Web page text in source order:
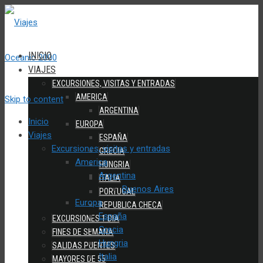
INICIO
VIAJES
EXCURSIONES, VISITAS Y ENTRADAS
AMERICA
ARGENTINA
EUROPA
ESPAÑA
GRECIA
HUNGRIA
ITALIA
PORTUGAL
REPUBLICA CHECA
EXCURSIONES 1 DIA
FINES DE SEMANA
SALIDAS PUENTES
MAYORES DE 55
Skip to content
Inicio
Viajes
Excursiones, visitas y entradas
America
Argentina
Buenos Aires
Europa
España
Grecia
Hungria
Italia